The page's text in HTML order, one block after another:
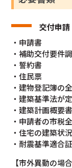
交付申請
・申請書
・補助交付要件
・誓約書
・住民票
・建物登記簿の
・建築基準法が
・建築計画概要
・申請者の市税
・住宅の建築状
・耐震基準適合
【市外異動の場合